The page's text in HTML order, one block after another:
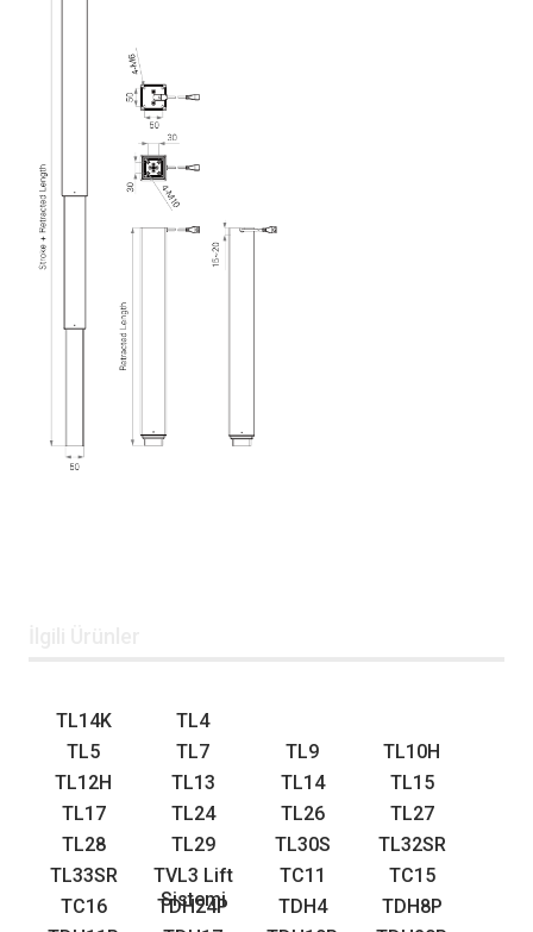
TL14K
TL4
TL5
TL7 TL9
TL10H
TL12H
TL13 TL14
TL15
TL17
TL24 TL26
TL27
TL28
TL29 TL30S
TL32SR
TL33SR
TVL3 Lift
Sistemi
TC11
TC15
TC16
TDH24P TDH4
TDH8P